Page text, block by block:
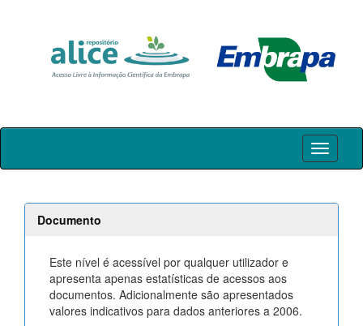
Skip
Documento
Este nível é acessível por qualquer utilizador e
apresenta apenas estatísticas de acessos aos
documentos. Adicionalmente são apresentados
valores indicativos para dados anteriores a 2006.